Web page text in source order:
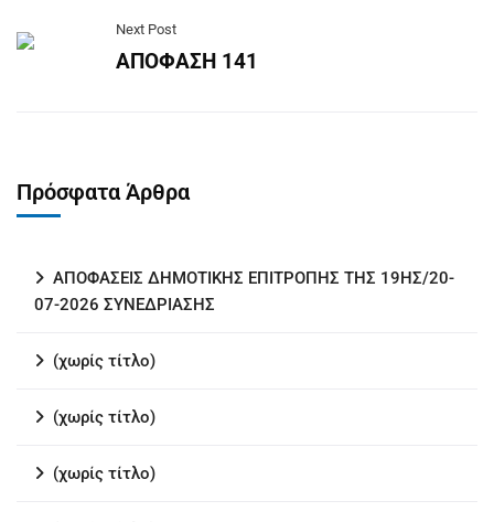
Next Post
ΑΠΟΦΑΣΗ 141
Πρόσφατα Άρθρα
ΑΠΟΦΑΣΕΙΣ ΔΗΜΟΤΙΚΗΣ ΕΠΙΤΡΟΠΗΣ ΤΗΣ 19ΗΣ/20-
07-2026 ΣΥΝΕΔΡΙΑΣΗΣ
(χωρίς τίτλο)
(χωρίς τίτλο)
(χωρίς τίτλο)